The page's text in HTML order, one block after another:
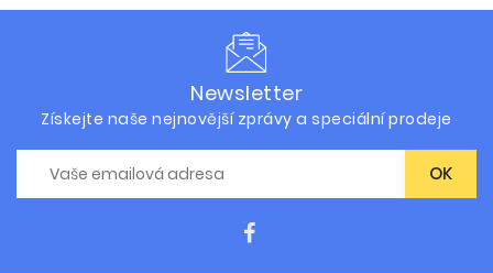
Newsletter
Získejte naše nejnovější zprávy a speciální prodeje